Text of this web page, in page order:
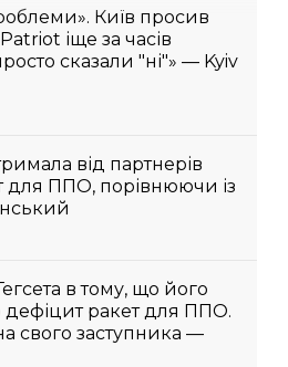
Київ просив
іще за часів
сказали "ні"» — Kyiv
від партнерів
для ППО, порівнюючи із
в тому, що його
ракет для ППО.
свого заступника —